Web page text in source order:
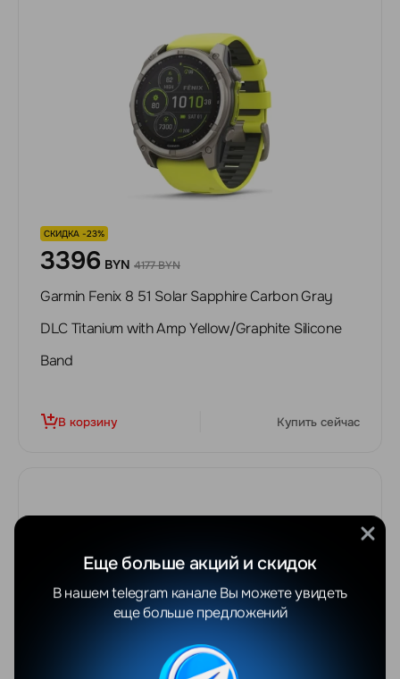
СКИДКА -23%
3396 BYN 4177 BYN
Garmin Fenix 8 51 Solar Sapphire Carbon Gray
DLC Titanium with Amp Yellow/Graphite Silicone
Band
В корзину Купить сейчас
Еще больше акций и скидок
В нашем telegram канале Вы можете увидеть
еще больше предложений